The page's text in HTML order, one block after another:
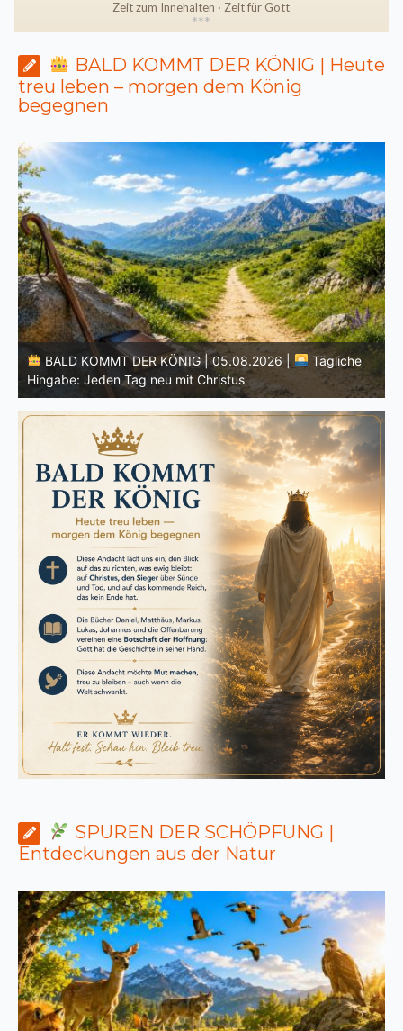
Zeit zum Innehalten · Zeit für Gott
***
BALD KOMMT DER KÖNIG | Heute
treu leben – morgen dem König
begegnen
BALD KOMMT DER KÖNIG | 04.08.2026 |
Lasst eure
Lichter brennen: Wachsamkeit im Alltag
SPUREN DER SCHÖPFUNG |
Entdeckungen aus der Natur